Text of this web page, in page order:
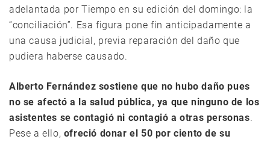
adelantada por Tiempo en su edición del domingo: la
“conciliación”. Esa figura pone fin anticipadamente a
una causa judicial, previa reparación del daño que
pudiera haberse causado.
Alberto Fernández sostiene que no hubo daño pues
no se afectó a la salud pública, ya que ninguno de los
asistentes se contagió ni contagió a otras personas.
Pese a ello, ofreció donar el 50 por ciento de su